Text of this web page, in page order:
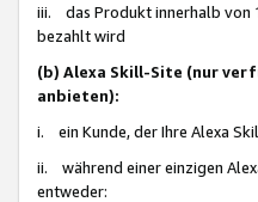
iii. das Produkt innerhalb von
bezahlt wird
(b) Alexa Skill-Site (nur
anbieten):
i. ein Kunde, der Ihre Alexa
ii. während einer einzigen
entweder: